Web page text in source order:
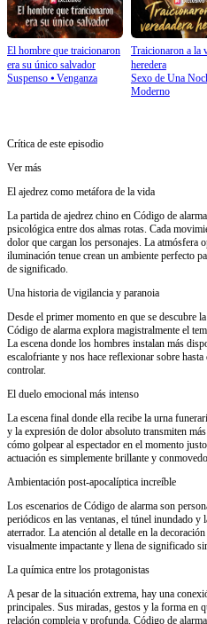
El hombre que traicionaron
era su único salvador
Suspenso ⦁ Venganza
Traicionaron a la
heredera
Sexo de Una
Moderno
Crítica de este episodio
Ver más
El ajedrez como metáfora de la vida
La partida de ajedrez chino en Código de
psicológica entre dos almas rotas. Cada
dolor que cargan los personajes. La atmósfera
iluminación tenue crean un ambiente perfecto
de significado.
Una historia de vigilancia y paranoia
Desde el primer momento en que se descubre
Código de alarma explora magistralmente el
La escena donde los hombres instalan más
escalofriante y nos hace reflexionar sobre
controlar.
El duelo emocional más intenso
La escena final donde ella recibe la urna
y la expresión de dolor absoluto transmiten
cómo golpear al espectador en el momento
actuación es simplemente brillante y
Ambientación post-apocalíptica increíble
Los escenarios de Código de alarma son
periódicos en las ventanas, el túnel inundado y
aterrador. La atención al detalle en la
visualmente impactante y llena de significado
La química entre los protagonistas
A pesar de la situación extrema, hay una
principales. Sus miradas, gestos y la forma en
relación compleja y profunda. Código de